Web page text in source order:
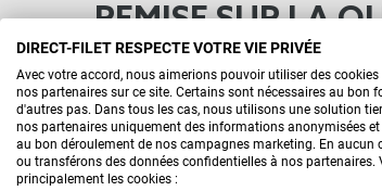
REMISE SUR LA
Vous pouvez bénéficier de remises
Plus vous commandez, moins vous
DIRECT-FILET RESPECTE VOTRE VIE PRIVÉE
Avec votre accord, nous aimerions pouvoir utiliser des
nos partenaires sur ce site. Certains sont nécessaires au bon
d'autres pas. Dans tous les cas, nous utilisons une solution
nos partenaires uniquement des informations anonymisées
au bon déroulement de nos campagnes marketing. En aucun
ou transférons des données confidentielles à nos partenaires.
principalement les cookies :